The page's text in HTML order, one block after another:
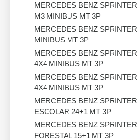
MERCEDES BENZ SPRINTER
M3 MINIBUS MT 3P
MERCEDES BENZ SPRINTER
MINIBUS MT 3P
MERCEDES BENZ SPRINTER
4X4 MINIBUS MT 3P
MERCEDES BENZ SPRINTER
4X4 MINIBUS MT 3P
MERCEDES BENZ SPRINTER
ESCOLAR 24+1 MT 3P
MERCEDES BENZ SPRINTER
FORESTAL 15+1 MT 3P